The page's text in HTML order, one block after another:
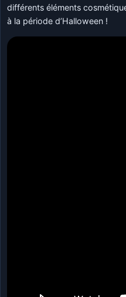
différents éléments
à la période d’Halloween !